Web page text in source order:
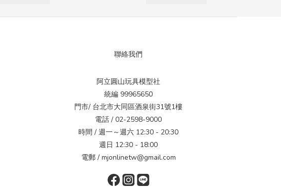
聯絡我們
阿立圓山玩具模型社
統編 99965650
門市/ 台北市大同區酒泉街31號1樓
電話 / 02-2598-9000
時間 / 週一～週六 12:30 - 20:30
週日 12:30 - 18:00
電郵 / mjonlinetw@gmail.com